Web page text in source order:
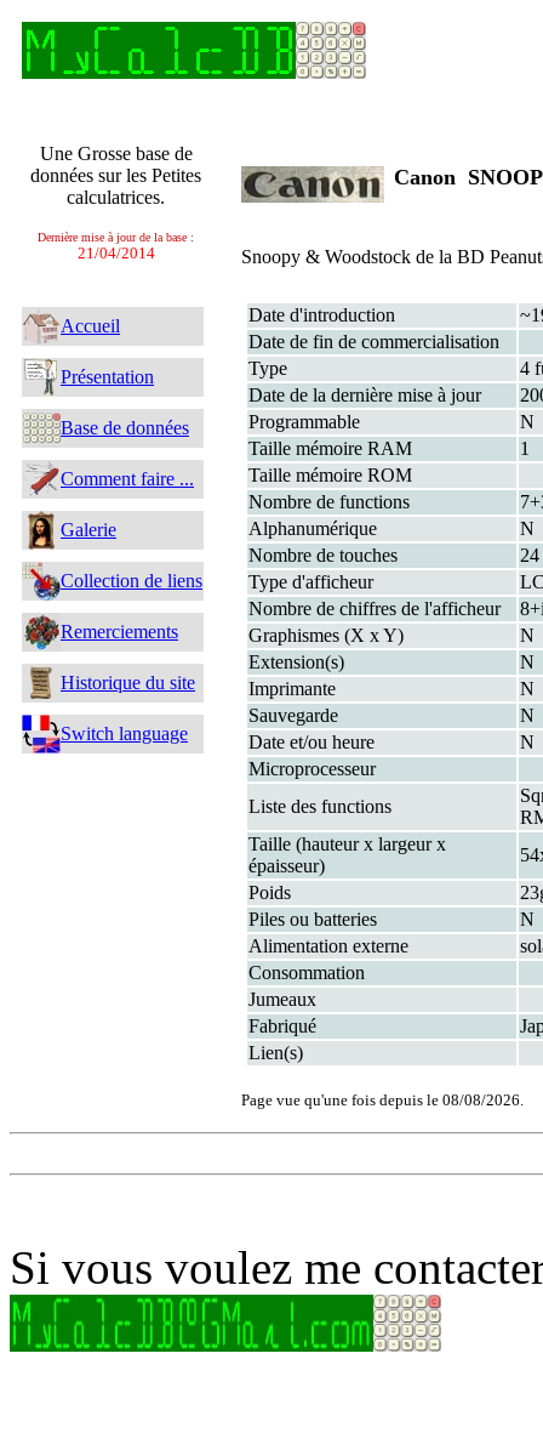
Une Grosse base de
données sur les Petites
calculatrices.
Dernière mise à jour de la base :
21/04/2014
Accueil
Présentation
Base de données
Comment faire ...
Galerie
Collection de liens
Remerciements
Historique du site
Switch language
Canon
Snoopy & Woodstock de la BD
Date d'introduction
Date de fin de commercialisation
Type
4
Date de la dernière mise à jour
Programmable
N
Taille mémoire RAM
1
Taille mémoire ROM
Nombre de functions
Alphanumérique
N
Nombre de touches
24
Type d'afficheur
Nombre de chiffres de l'afficheur
Graphismes (X x Y)
N
Extension(s)
N
Imprimante
N
Sauvegarde
N
Date et/ou heure
N
Microprocesseur
Liste des functions
Taille (hauteur x largeur x
épaisseur)
Poids
Piles ou batteries
N
Alimentation externe
Consommation
Jumeaux
Fabriqué
Lien(s)
Page vue qu'une fois depuis le 08/08/2026.
Si vous voulez me